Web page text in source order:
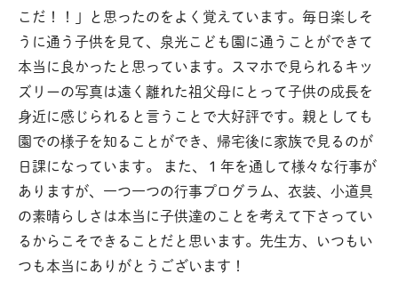
こだ！！」と思ったのをよく覚えています。毎日楽しそ
うに通う子供を見て、泉光こども園に通うことができて
本当に良かったと思っています。スマホで見られるキッ
ズリーの写真は遠く離れた祖父母にとって子供の成長を
身近に感じられると言うことで大好評です。親としても
園での様子を知ることができ、帰宅後に家族で見るのが
日課になっています。 また、１年を通して様々な行事が
ありますが、一つ一つの行事プログラム、衣装、小道具
の素晴らしさは本当に子供達のことを考えて下さってい
るからこそできることだと思います。先生方、いつもい
つも本当にありがとうございます！